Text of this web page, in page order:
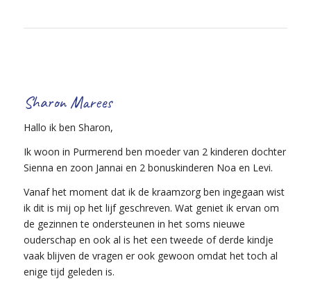
Sharon Marees
Hallo ik ben Sharon,
Ik woon in Purmerend ben moeder van 2 kinderen dochter
Sienna en zoon Jannai en 2 bonuskinderen Noa en Levi.
Vanaf het moment dat ik de kraamzorg ben ingegaan wist
ik dit is mij op het lijf geschreven. Wat geniet ik ervan om
de gezinnen te ondersteunen in het soms nieuwe
ouderschap en ook al is het een tweede of derde kindje
vaak blijven de vragen er ook gewoon omdat het toch al
enige tijd geleden is.